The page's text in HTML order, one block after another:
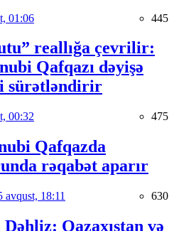
01:06 445
reallığa çevrilir:
Qafqazı dəyişə
sürətləndirir
00:32 475
Qafqazda
rəqabət aparır
avqust, 18:11 630
Qazaxıstan və